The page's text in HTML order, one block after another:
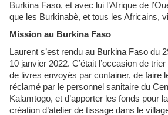
Burkina Faso, et avec lui l’Afrique de
que les Burkinabè, et tous les Africains,
Mission au Burkina Faso
Laurent s’est rendu au Burkina Faso du
10 janvier 2022. C’était l’occasion de
de livres envoyés par container, de faire
réclamé par le personnel sanitaire du
Kalamtogo, et d’apporter les fonds pour
création d’atelier de tissage dans le